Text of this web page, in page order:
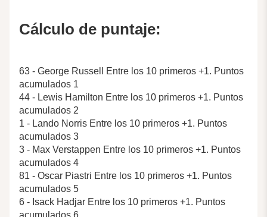
Cálculo de puntaje:
63 - George Russell Entre los 10 primeros +1. Puntos
acumulados 1
44 - Lewis Hamilton Entre los 10 primeros +1. Puntos
acumulados 2
1 - Lando Norris Entre los 10 primeros +1. Puntos
acumulados 3
3 - Max Verstappen Entre los 10 primeros +1. Puntos
acumulados 4
81 - Oscar Piastri Entre los 10 primeros +1. Puntos
acumulados 5
6 - Isack Hadjar Entre los 10 primeros +1. Puntos
acumulados 6